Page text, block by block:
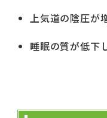
上気道の陰圧が
睡眠の質が低下